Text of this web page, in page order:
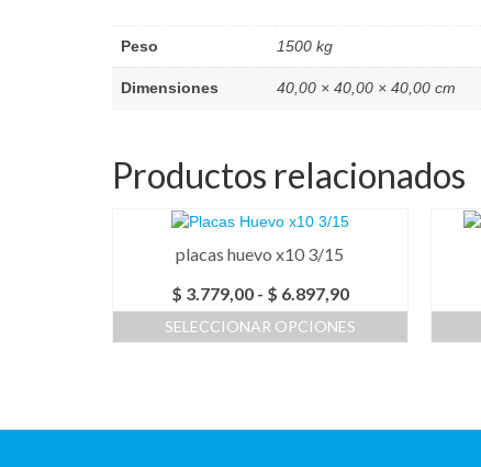
Peso 1500 kg
Dimensiones 40,00 × 40,00 × 40,00 cm
Productos relacionados
placas huevo x10 3/15
$ 3.779,00 - $ 6.897,90Rango
de
precios:
SELECCIONAR OPCIONES